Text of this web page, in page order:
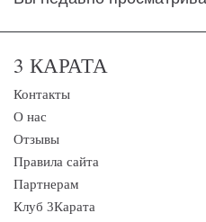
3 КАРАТА
Контакты
О нас
Отзывы
Правила сайта
Партнерам
Клуб 3Карата